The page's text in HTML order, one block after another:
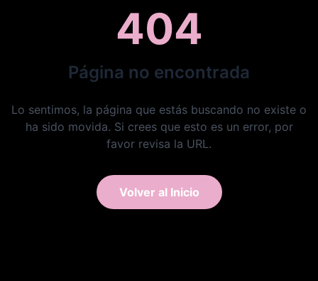
404
Página no encontrada
Lo sentimos, la página que estás buscando no existe o
ha sido movida. Si crees que esto es un error, por
favor revisa la URL.
Volver al Inicio